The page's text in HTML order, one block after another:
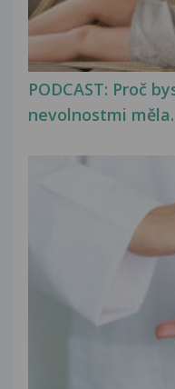
PODCAST: Proč
nevolnostmi